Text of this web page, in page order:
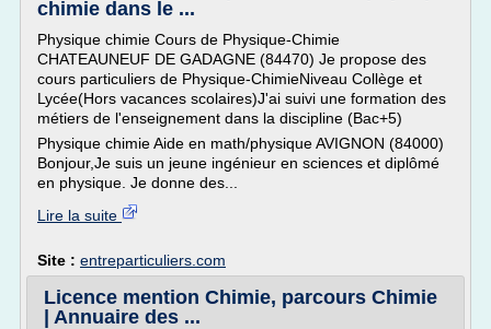
chimie dans le ...
Physique chimie Cours de Physique-Chimie
CHATEAUNEUF DE GADAGNE (84470) Je propose des
cours particuliers de Physique-ChimieNiveau Collège et
Lycée(Hors vacances scolaires)J'ai suivi une formation des
métiers de l'enseignement dans la discipline (Bac+5)
Physique chimie Aide en math/physique AVIGNON (84000)
Bonjour,Je suis un jeune ingénieur en sciences et diplômé
en physique. Je donne des...
Lire la suite
Site : entreparticuliers.com
Licence mention Chimie, parcours Chimie
| Annuaire des ...